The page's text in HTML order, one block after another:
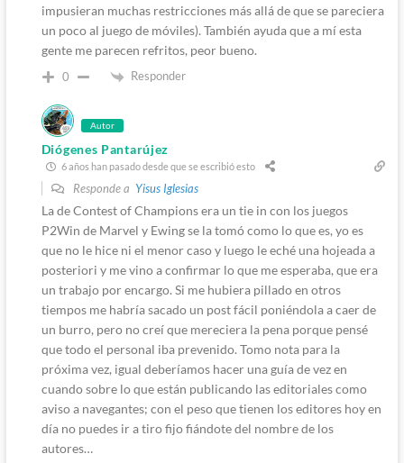
impusieran muchas restricciones más allá de que se pareciera
un poco al juego de móviles). También ayuda que a mí esta
gente me parecen refritos, peor bueno.
0 Responder
Autor
Diógenes Pantarújez
6 años han pasado desde que se escribió esto
Responde a Yisus Iglesias
La de Contest of Champions era un tie in con los juegos
P2Win de Marvel y Ewing se la tomó como lo que es, yo es
que no le hice ni el menor caso y luego le eché una hojeada a
posteriori y me vino a confirmar lo que me esperaba, que era
un trabajo por encargo. Si me hubiera pillado en otros
tiempos me habría sacado un post fácil poniéndola a caer de
un burro, pero no creí que mereciera la pena porque pensé
que todo el personal iba prevenido. Tomo nota para la
próxima vez, igual deberíamos hacer una guía de vez en
cuando sobre lo que están publicando las editoriales como
aviso a navegantes; con el peso que tienen los editores hoy en
día no puedes ir a tiro fijo fiándote del nombre de los
autores…